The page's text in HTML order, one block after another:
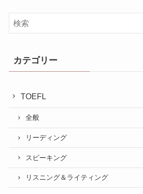
カテゴリー
TOEFL
全般
リーディング
スピーキング
リスニング＆ライティング